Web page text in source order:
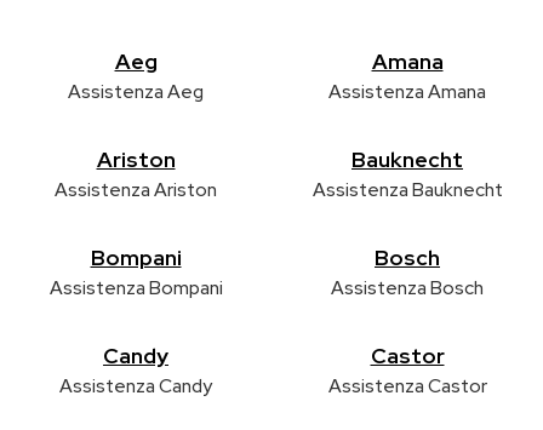
Aeg
Assistenza Aeg
Amana
Assistenza Amana
Ariston
Assistenza Ariston
Bauknecht
Assistenza Bauknecht
Bompani
Assistenza Bompani
Bosch
Assistenza Bosch
Candy
Assistenza Candy
Castor
Assistenza Castor